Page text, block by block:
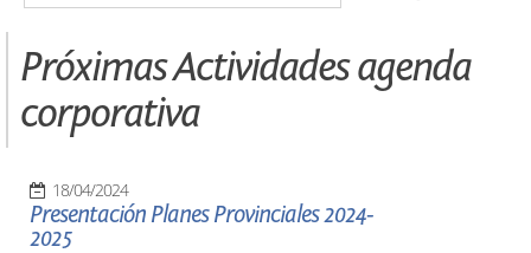
Próximas Actividades agenda
corporativa
18/04/2024
Presentación Planes Provinciales 2024-
2025